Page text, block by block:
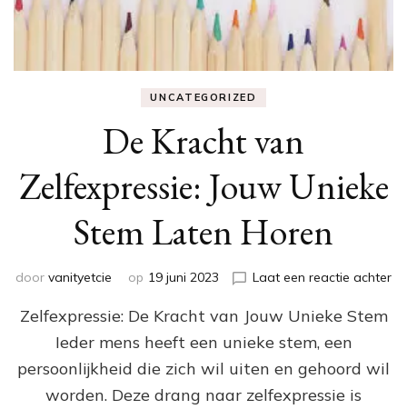
UNCATEGORIZED
De Kracht van
Zelfexpressie: Jouw Unieke
Stem Laten Horen
door vanityetcie op 19 juni 2023 Laat een reactie achterop
Zelfexpressie: De Kracht van Jouw Unieke Stem
Ieder mens heeft een unieke stem, een
persoonlijkheid die zich wil uiten en gehoord wil
worden. Deze drang naar zelfexpressie is